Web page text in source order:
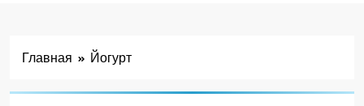
Главная Йогурт